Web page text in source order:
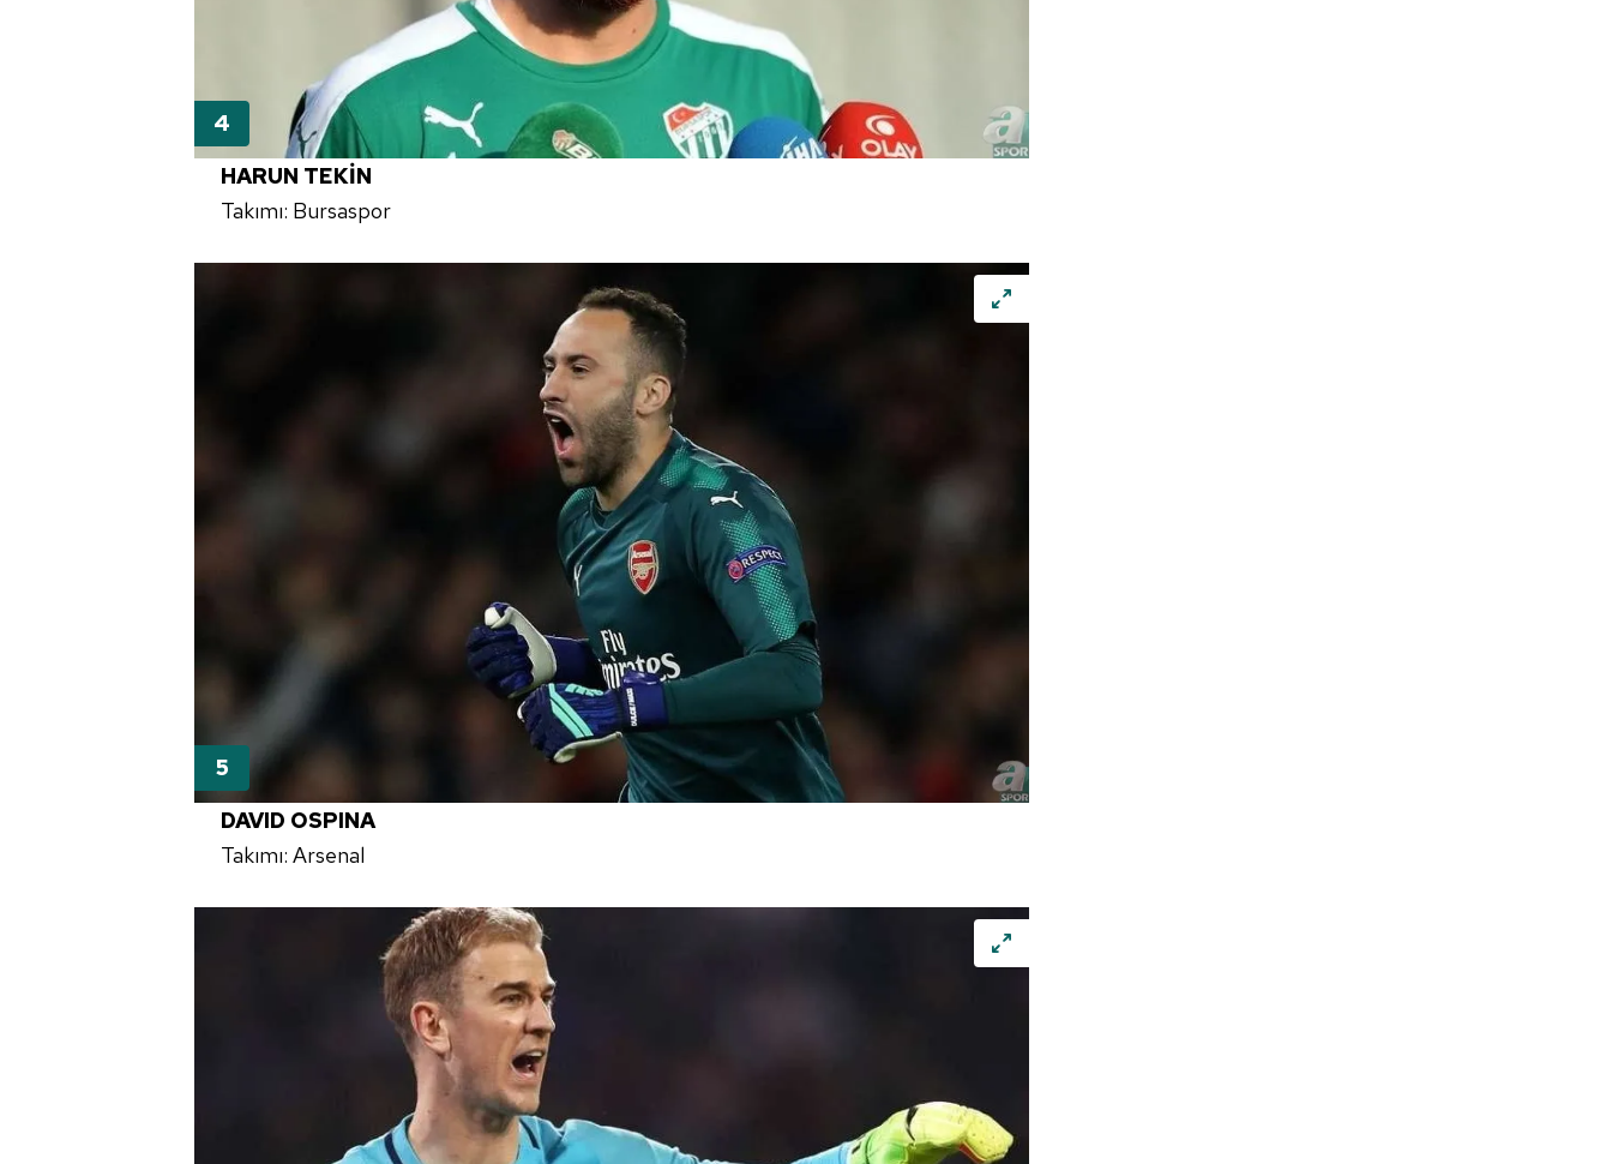
butonuna tıklayabilir,Çerez Bilgilendirme Metnimiziziyaret edebilirsiniz.
6698 sayılı Kişisel Verilerin Korunması Kanunu uyarınca hazırlanmış Aydınlatma Metnimizi okumak ve sitemizde ilgili
mevzuata uygun olarak kullanılan çerezlerle ilgili bilgi almak için lütfentıklayınız
HARUN TEKİN
Takımı: Bursaspor
DAVID OSPINA
Takımı: Arsenal